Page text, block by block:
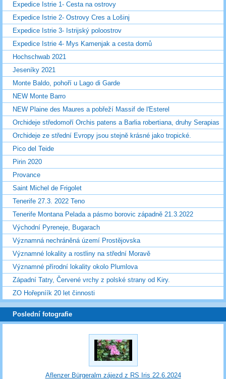
Expedice Istrie 1- Cesta na ostrovy
Expedice Istrie 2- Ostrovy Cres a Lošinj
Expedice Istrie 3- Istrijský poloostrov
Expedice Istrie 4- Mys Kamenjak a cesta domů
Hochschwab 2021
Jeseníky 2021
Monte Baldo, pohoří u Lago di Garde
NEW Monte Barro
NEW Plaine des Maures a pobřeží Massif de l'Esterel
Orchideje středomoří Orchis patens a Barlia robertiana, druhy Serapias
Orchideje ze střední Evropy jsou stejně krásné jako tropické.
Pico del Teide
Pirin 2020
Provance
Saint Michel de Frigolet
Tenerife 27.3. 2022 Teno
Tenerife Montana Pelada a pásmo borovic západně 21.3.2022
Východní Pyreneje, Bugarach
Významná nechráněná území Prostějovska
Významné lokality a rostliny na střední Moravě
Významné přírodní lokality okolo Plumlova
Západní Tatry, Červené vrchy z polské strany od Kiry.
ZO Hořepníík 20 let činnosti
Poslední fotografie
Aflenzer Bürgeralm zájezd z RS Iris 22.6.2024